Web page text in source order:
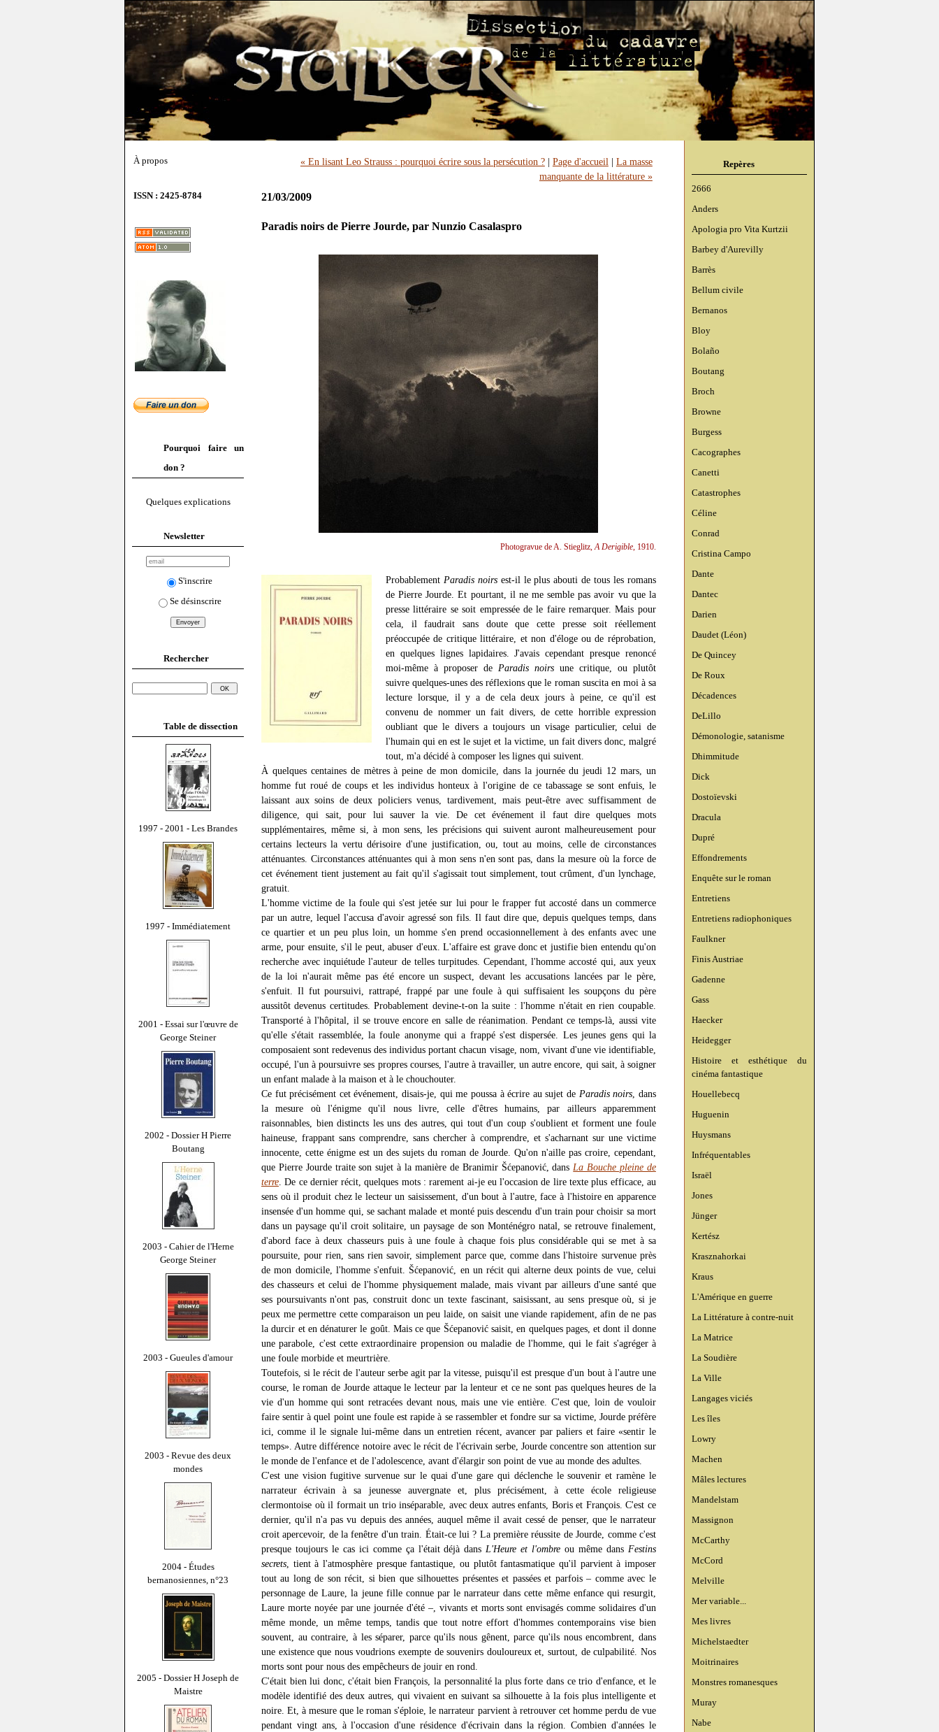
À propos
ISSN : 2425-8784
Pourquoi faire un
don ?
Quelques explications
Newsletter
S'inscrire
Se désinscrire
Rechercher
Table de dissection
1997 - 2001 - Les Brandes
1997 - Immédiatement
2001 - Essai sur l'œuvre de
George Steiner
2002 - Dossier H Pierre
Boutang
2003 - Cahier de l'Herne
George Steiner
2003 - Gueules d'amour
2003 - Revue des deux
mondes
2004 - Études
bernanosiennes, n°23
2005 - Dossier H Joseph de
Maistre
Repères
2666
Anders
Apologia pro Vita Kurtzii
Barbey d'Aurevilly
Barrès
Bellum civile
Bernanos
Bloy
Bolaño
Boutang
Broch
Browne
Burgess
Cacographes
Canetti
Catastrophes
Céline
Conrad
Cristina Campo
Dante
Dantec
Darien
Daudet (Léon)
De Quincey
De Roux
Décadences
DeLillo
Démonologie, satanisme
Dhimmitude
Dick
Dostoïevski
Dracula
Dupré
Effondrements
Enquête sur le roman
Entretiens
Entretiens radiophoniques
Faulkner
Finis Austriae
Gadenne
Gass
Haecker
Heidegger
Histoire et esthétique du
cinéma fantastique
Houellebecq
Huguenin
Huysmans
Infréquentables
Israël
Jones
Jünger
Kertész
Krasznahorkai
Kraus
L'Amérique en guerre
La Littérature à contre-nuit
La Matrice
La Soudière
La Ville
Langages viciés
Les îles
Lowry
Machen
Mâles lectures
Mandelstam
Massignon
McCarthy
McCord
Melville
Mer variable...
Mes livres
Michelstaedter
Moitrinaires
Monstres romanesques
Muray
Nabe
« En lisant Leo Strauss : pourquoi écrire sous la persécution ?| Page d'accueil | La masse
manquante de la littérature »
21/03/2009
Paradis noirs de Pierre Jourde, par Nunzio Casalaspro
Photogravue de A. Stieglitz,A Derigible, 1910.
Probablement Paradis noirsest-il le plus abouti de tous les romans
de Pierre Jourde. Et pourtant, il ne me semble pas avoir vu que la
presse littéraire se soit empressée de le faire remarquer. Mais pour
cela, il faudrait sans doute que cette presse soit réellement
préoccupée de critique littéraire, et non d'éloge ou de réprobation,
en quelques lignes lapidaires. J'avais cependant presque renoncé
moi-même à proposer de Paradis noirsune critique, ou plutôt
suivre quelques-unes des réflexions que le roman suscita en moi à sa
lecture lorsque, il y a de cela deux jours à peine, ce qu'il est
convenu de nommer un fait divers, de cette horrible expression
oubliant que le divers a toujours un visage particulier, celui de
l'humain qui en est le sujet et la victime, un fait divers donc, malgré
tout, m'a décidé à composer les lignes qui suivent.
À quelques centaines de mètres à peine de mon domicile, dans la journée du jeudi 12 mars, un
homme fut roué de coups et les individus honteux à l'origine de ce tabassage se sont enfuis, le
laissant aux soins de deux policiers venus, tardivement, mais peut-être avec suffisamment de
diligence, qui sait, pour lui sauver la vie. De cet événement il faut dire quelques mots
supplémentaires, même si, à mon sens, les précisions qui suivent auront malheureusement pour
certains lecteurs la vertu dérisoire d'une justification, ou, tout au moins, celle de circonstances
atténuantes. Circonstances atténuantes qui à mon sens n'en sont pas, dans la mesure où la force de
cet événement tient justement au fait qu'il s'agissait tout simplement, tout crûment, d'un lynchage,
gratuit.
L'homme victime de la foule qui s'est jetée sur lui pour le frapper fut accosté dans un commerce
par un autre, lequel l'accusa d'avoir agressé son fils. Il faut dire que, depuis quelques temps, dans
ce quartier et un peu plus loin, un homme s'en prend occasionnellement à des enfants avec une
arme, pour ensuite, s'il le peut, abuser d'eux. L'affaire est grave donc et justifie bien entendu qu'on
recherche avec inquiétude l'auteur de telles turpitudes. Cependant, l'homme accosté qui, aux yeux
de la loi n'aurait même pas été encore un suspect, devant les accusations lancées par le père,
s'enfuit. Il fut poursuivi, rattrapé, frappé par une foule à qui suffisaient les soupçons du père
aussitôt devenus certitudes. Probablement devine-t-on la suite : l'homme n'était en rien coupable.
Transporté à l'hôpital, il se trouve encore en salle de réanimation. Pendant ce temps-là, aussi vite
qu'elle s'était rassemblée, la foule anonyme qui a frappé s'est dispersée. Les jeunes gens qui la
composaient sont redevenus des individus portant chacun visage, nom, vivant d'une vie identifiable,
occupé, l'un à poursuivre ses propres courses, l'autre à travailler, un autre encore, qui sait, à soigner
un enfant malade à la maison et à le chouchouter.
Ce fut précisément cet événement, disais-je, qui me poussa à écrire au sujet de Paradis noirs , dans
la mesure où l'énigme qu'il nous livre, celle d'êtres humains, par ailleurs apparemment
raisonnables, bien distincts les uns des autres, qui tout d'un coup s'oublient et forment une foule
haineuse, frappant sans comprendre, sans chercher à comprendre, et s'acharnant sur une victime
innocente, cette énigme est un des sujets du roman de Jourde. Qu'on n'aille pas croire, cependant,
que Pierre Jourde traite son sujet à la manière de Branimir Šćepanović, dans La Bouche pleine de
terre . De ce dernier récit, quelques mots : rarement ai-je eu l'occasion de lire texte plus efficace, au
sens où il produit chez le lecteur un saisissement, d'un bout à l'autre, face à l'histoire en apparence
insensée d'un homme qui, se sachant malade et monté puis descendu d'un train pour choisir sa mort
dans un paysage qu'il croit solitaire, un paysage de son Monténégro natal, se retrouve finalement,
d'abord face à deux chasseurs puis à une foule à chaque fois plus considérable qui se met à sa
poursuite, pour rien, sans rien savoir, simplement parce que, comme dans l'histoire survenue près
de mon domicile, l'homme s'enfuit. Šćepanović, en un récit qui alterne deux points de vue, celui
des chasseurs et celui de l'homme physiquement malade, mais vivant par ailleurs d'une santé que
ses poursuivants n'ont pas, construit donc un texte fascinant, saisissant, au sens presque où, si je
peux me permettre cette comparaison un peu laide, on saisit une viande rapidement, afin de ne pas
la durcir et en dénaturer le goût. Mais ce que Šćepanović saisit, en quelques pages, et dont il donne
une parabole, c'est cette extraordinaire propension ou maladie de l'homme, qui le fait s'agréger à
une foule morbide et meurtrière.
Toutefois, si le récit de l'auteur serbe agit par la vitesse, puisqu'il est presque d'un bout à l'autre une
course, le roman de Jourde attaque le lecteur par la lenteur et ce ne sont pas quelques heures de la
vie d'un homme qui sont retracées devant nous, mais une vie entière. C'est que, loin de vouloir
faire sentir à quel point une foule est rapide à se rassembler et fondre sur sa victime, Jourde préfère
ici, comme il le signale lui-même dans un entretien récent, avancer par paliers et faire «sentir le
temps». Autre différence notoire avec le récit de l'écrivain serbe, Jourde concentre son attention sur
le monde de l'enfance et de l'adolescence, avant d'élargir son point de vue au monde des adultes.
C'est une vision fugitive survenue sur le quai d'une gare qui déclenche le souvenir et ramène le
narrateur écrivain à sa jeunesse auvergnate et, plus précisément, à cette école religieuse
clermontoise où il formait un trio inséparable, avec deux autres enfants, Boris et François. C'est ce
dernier, qu'il n'a pas vu depuis des années, auquel même il avait cessé de penser, que le narrateur
croit apercevoir, de la fenêtre d'un train. Était-ce lui ? La première réussite de Jourde, comme c'est
presque toujours le cas ici comme ça l'était déjà dans L'Heure et l'ombre ou même dans Festins
secrets , tient à l'atmosphère presque fantastique, ou plutôt fantasmatique qu'il parvient à imposer
tout au long de son récit, si bien que silhouettes présentes et passées et parfois – comme avec le
personnage de Laure, la jeune fille connue par le narrateur dans cette même enfance qui resurgit,
Laure morte noyée par une journée d'été –, vivants et morts sont envisagés comme solidaires d'un
même monde, un même temps, tandis que tout notre effort d'hommes contemporains vise bien
souvent, au contraire, à les séparer, parce qu'ils nous gênent, parce qu'ils nous encombrent, dans
une existence que nous voudrions exempte de souvenirs douloureux et, surtout, de culpabilité. Nos
morts sont pour nous des empêcheurs de jouir en rond.
C'était bien lui donc, c'était bien François, la personnalité la plus forte dans ce trio d'enfance, et le
modèle identifié des deux autres, qui vivaient en suivant sa silhouette à la fois plus intelligente et
noire. Et, à mesure que le roman s'éploie, le narrateur parvient à retrouver cet homme perdu de vue
pendant vingt ans, à l'occasion d'une résidence d'écrivain dans la région. Combien d'années le